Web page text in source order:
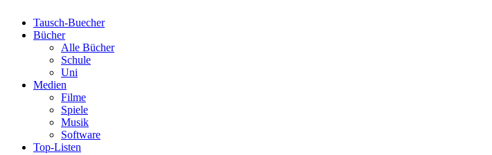
Tausch-Buecher
Bücher
Alle Bücher
Schule
Uni
Medien
Filme
Spiele
Musik
Software
Top-Listen